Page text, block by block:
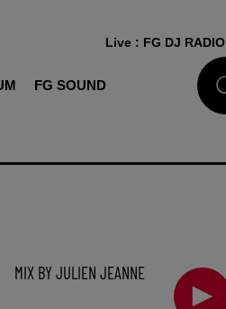
FG SOUND
Live : FG DJ RADIO
MIX BY JULIEN JEANNE